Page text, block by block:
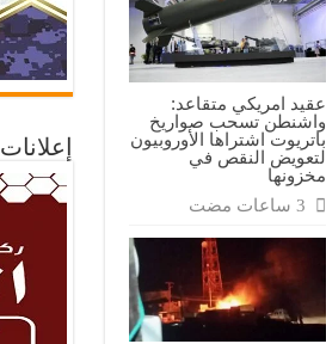
عقيد امريكي متقاعد:
واشنطن تسحب صواريخ
باتريوت اشتراها الأوروبيون
لتعويض النقص في
مخزونها
إعلانات